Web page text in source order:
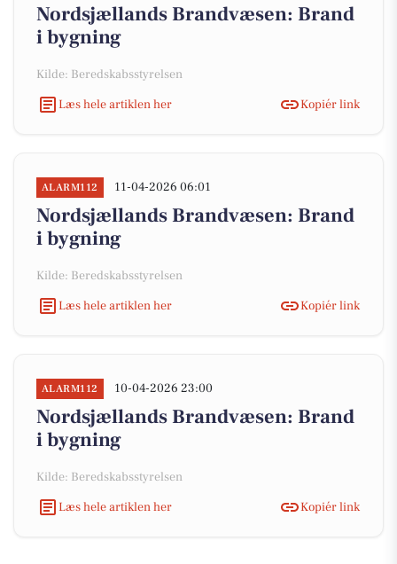
Nordsjællands Brandvæsen: Brand
i bygning
Kilde: Beredskabsstyrelsen
Læs hele artiklen her
Kopiér link
ALARM112 11-04-2026 06:01
Nordsjællands Brandvæsen: Brand
i bygning
Kilde: Beredskabsstyrelsen
Læs hele artiklen her
Kopiér link
ALARM112 10-04-2026 23:00
Nordsjællands Brandvæsen: Brand
i bygning
Kilde: Beredskabsstyrelsen
Læs hele artiklen her
Kopiér link